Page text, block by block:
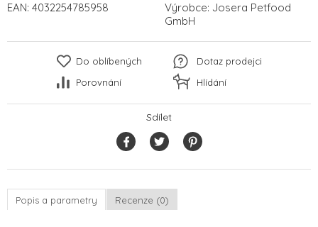
EAN: 4032254785958 Výrobce: Josera Petfood
GmbH
Do oblíbených
Porovnání
Dotaz prodejci
Hlídání
Sdílet
Popis a parametry Recenze (0)